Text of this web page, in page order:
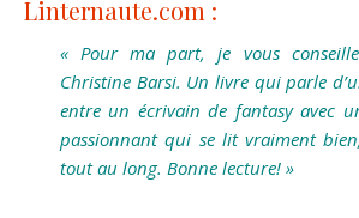
Linternaute.com :
« Pour ma part, je vous
Christine Barsi. Un livre qui parle
entre un écrivain de fantasy avec
passionnant qui se lit vraiment
tout au long. Bonne lecture! »